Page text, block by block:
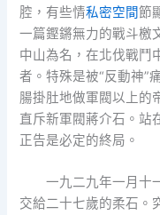
腔，有些情私密空間節
一篇鏗鏘無力的戰斗檄
中山為名，在北伐戰鬥
者。特殊是被“反動神”
腸掛肚地做軍閥以上的
直斥新軍閥蔣介石。站
正告是必定的終局。
一九二九年一月十
交給二十七歲的柔石。